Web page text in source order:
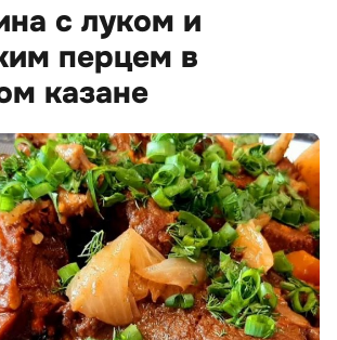
с луком и
перцем в
казане